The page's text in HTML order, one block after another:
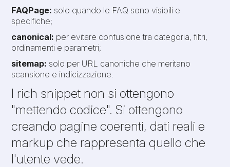
FAQPage: solo quando le FAQ sono visibili e
specifiche;
canonical: per evitare confusione tra categoria, filtri,
ordinamenti e parametri;
sitemap: solo per URL canoniche che meritano
scansione e indicizzazione.
I rich snippet non si ottengono
"mettendo codice". Si ottengono
creando pagine coerenti, dati reali e
markup che rappresenta quello che
l'utente vede.